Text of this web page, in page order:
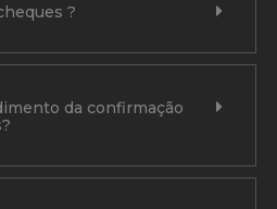
?
da confirmação